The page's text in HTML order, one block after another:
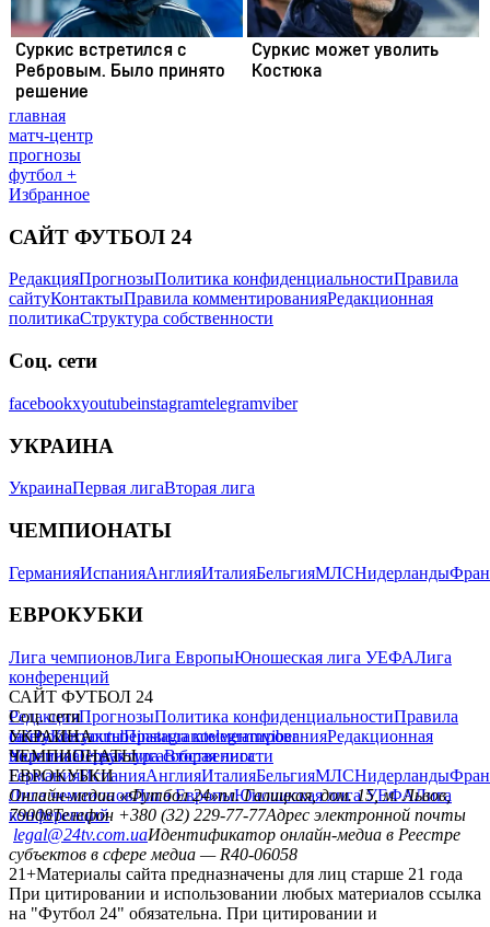
главная
матч-центр
прогнозы
футбол +
Избранное
САЙТ ФУТБОЛ 24
РедакцияПрогнозыПолитика конфиденциальностиПравила
сайтуКонтактыПравила комментированияРедакционная
политикаСтруктура собственности
Соц. сети
facebookxyoutubeinstagramtelegramviber
УКРАИНА
УкраинаПервая лигаВторая лига
ЧЕМПИОНАТЫ
ГерманияИспанияАнглияИталияБельгияМЛСНидерланды
ЕВРОКУБКИ
Лига чемпионовЛига ЕвропыЮношеская лига УЕФАЛига
конференций
САЙТ ФУТБОЛ 24
РедакцияПрогнозыПолитика конфиденциальностиПравила
сайтуКонтактыПравила комментированияРедакционная
политикаСтруктура собственности
Соц. сети
facebookxyoutubeinstagramtelegramviber
УКРАИНА
УкраинаПервая лигаВторая лига
ЧЕМПИОНАТЫ
ГерманияИспанияАнглияИталияБельгияМЛСНидерланды
ЕВРОКУБКИ
Лига чемпионовЛига ЕвропыЮношеская лига УЕФАЛига
конференций
Онлайн-медиа «Футбол 24»пл. Галицкая, дом. 15, м. Львов,
79008Телефон +380 (32) 229-77-77Адрес электронной почты
legal@24tv.com.uaИдентификатор онлайн-медиа в Реестре
субъектов в сфере медиа — R40-06058
21+Материалы сайта предназначены для лиц старше 21 года
При цитировании и использовании любых материалов ссылка
на "Футбол 24" обязательна. При цитировании и